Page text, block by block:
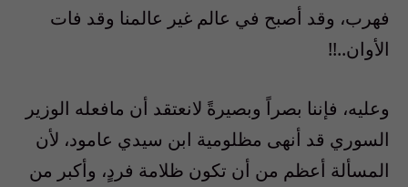
فهرب، وقد أصبح في عالم غير عالمنا وقد فات
الأوان..!!
وعليه، فإننا بصراً وبصيرةً لانعتقد أن مافعله الوزير
السوري قد أنهى مظلومية ابن سيدي عامود، لأن
المسألة أعظم من أن تكون ظلامة فردٍ، وأكبر من